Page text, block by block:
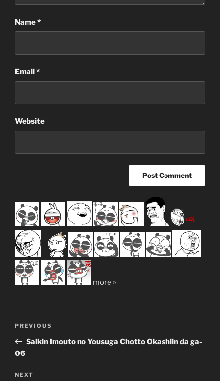
Name*
Email*
Website
more »
Previous
Post
PREVIOUS
Saikin Imouto no Yousuga Chotto Okashiin da ga-
06
Next
NEXT